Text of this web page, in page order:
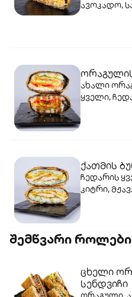
ავოკადო,
ნაღების
ახალი
ყველი, ჩედარის
ქათმის
ჩედარის
კიტრი,
სოუსი,
შემწვარი როლები
ცხელი
სენდვიჩი